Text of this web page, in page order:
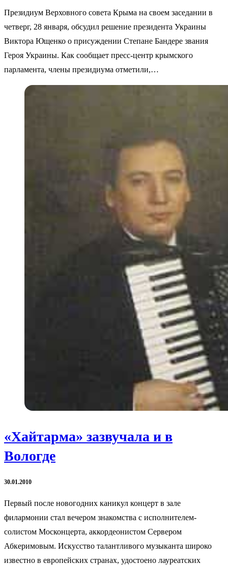
Президиум Верховного совета Крыма на своем заседании в
четверг, 28 января, обсудил решение президента Украины
Виктора Ющенко о присуждении Степанe Бандере звания
Героя Украины. Как сообщает пресс-центр крымского
парламента, члены президиума отметили,…
«Хайтарма» зазвучала и в
Вологде
30.01.2010
Первый после новогодних каникул концерт в зале
филармонии стал вечером знакомства с исполнителем-
солистом Москонцерта, аккордеонистом Сервером
Абкеримовым. Искусство талантливого музыканта широко
известно в европейских странах, удостоено лауреатских